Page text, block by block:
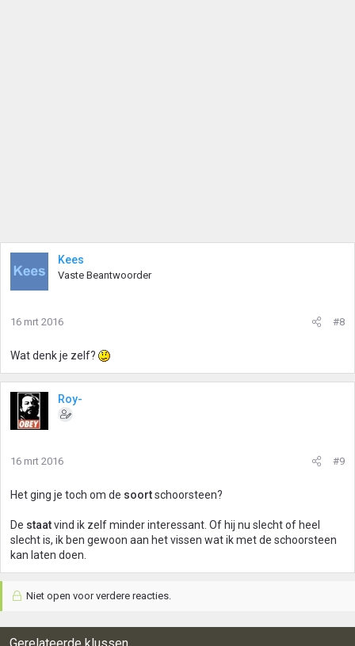
Kees
Vaste Beantwoorder
16 mrt 2016 #8
Wat denk je zelf?
Roy-
16 mrt 2016 #9
Het ging je toch om de soortschoorsteen?
De staatvind ik zelf minder interessant. Of hij nu slecht of heel
slecht is, ik ben gewoon aan het vissen wat ik met de schoorsteen
kan laten doen.
Niet open voor verdere reacties.